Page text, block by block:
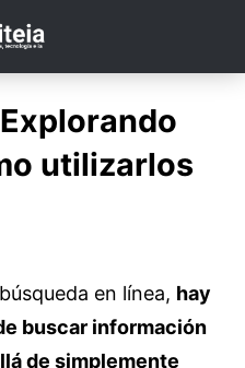
utilizarlos
en línea, hay
buscar información
de simplemente